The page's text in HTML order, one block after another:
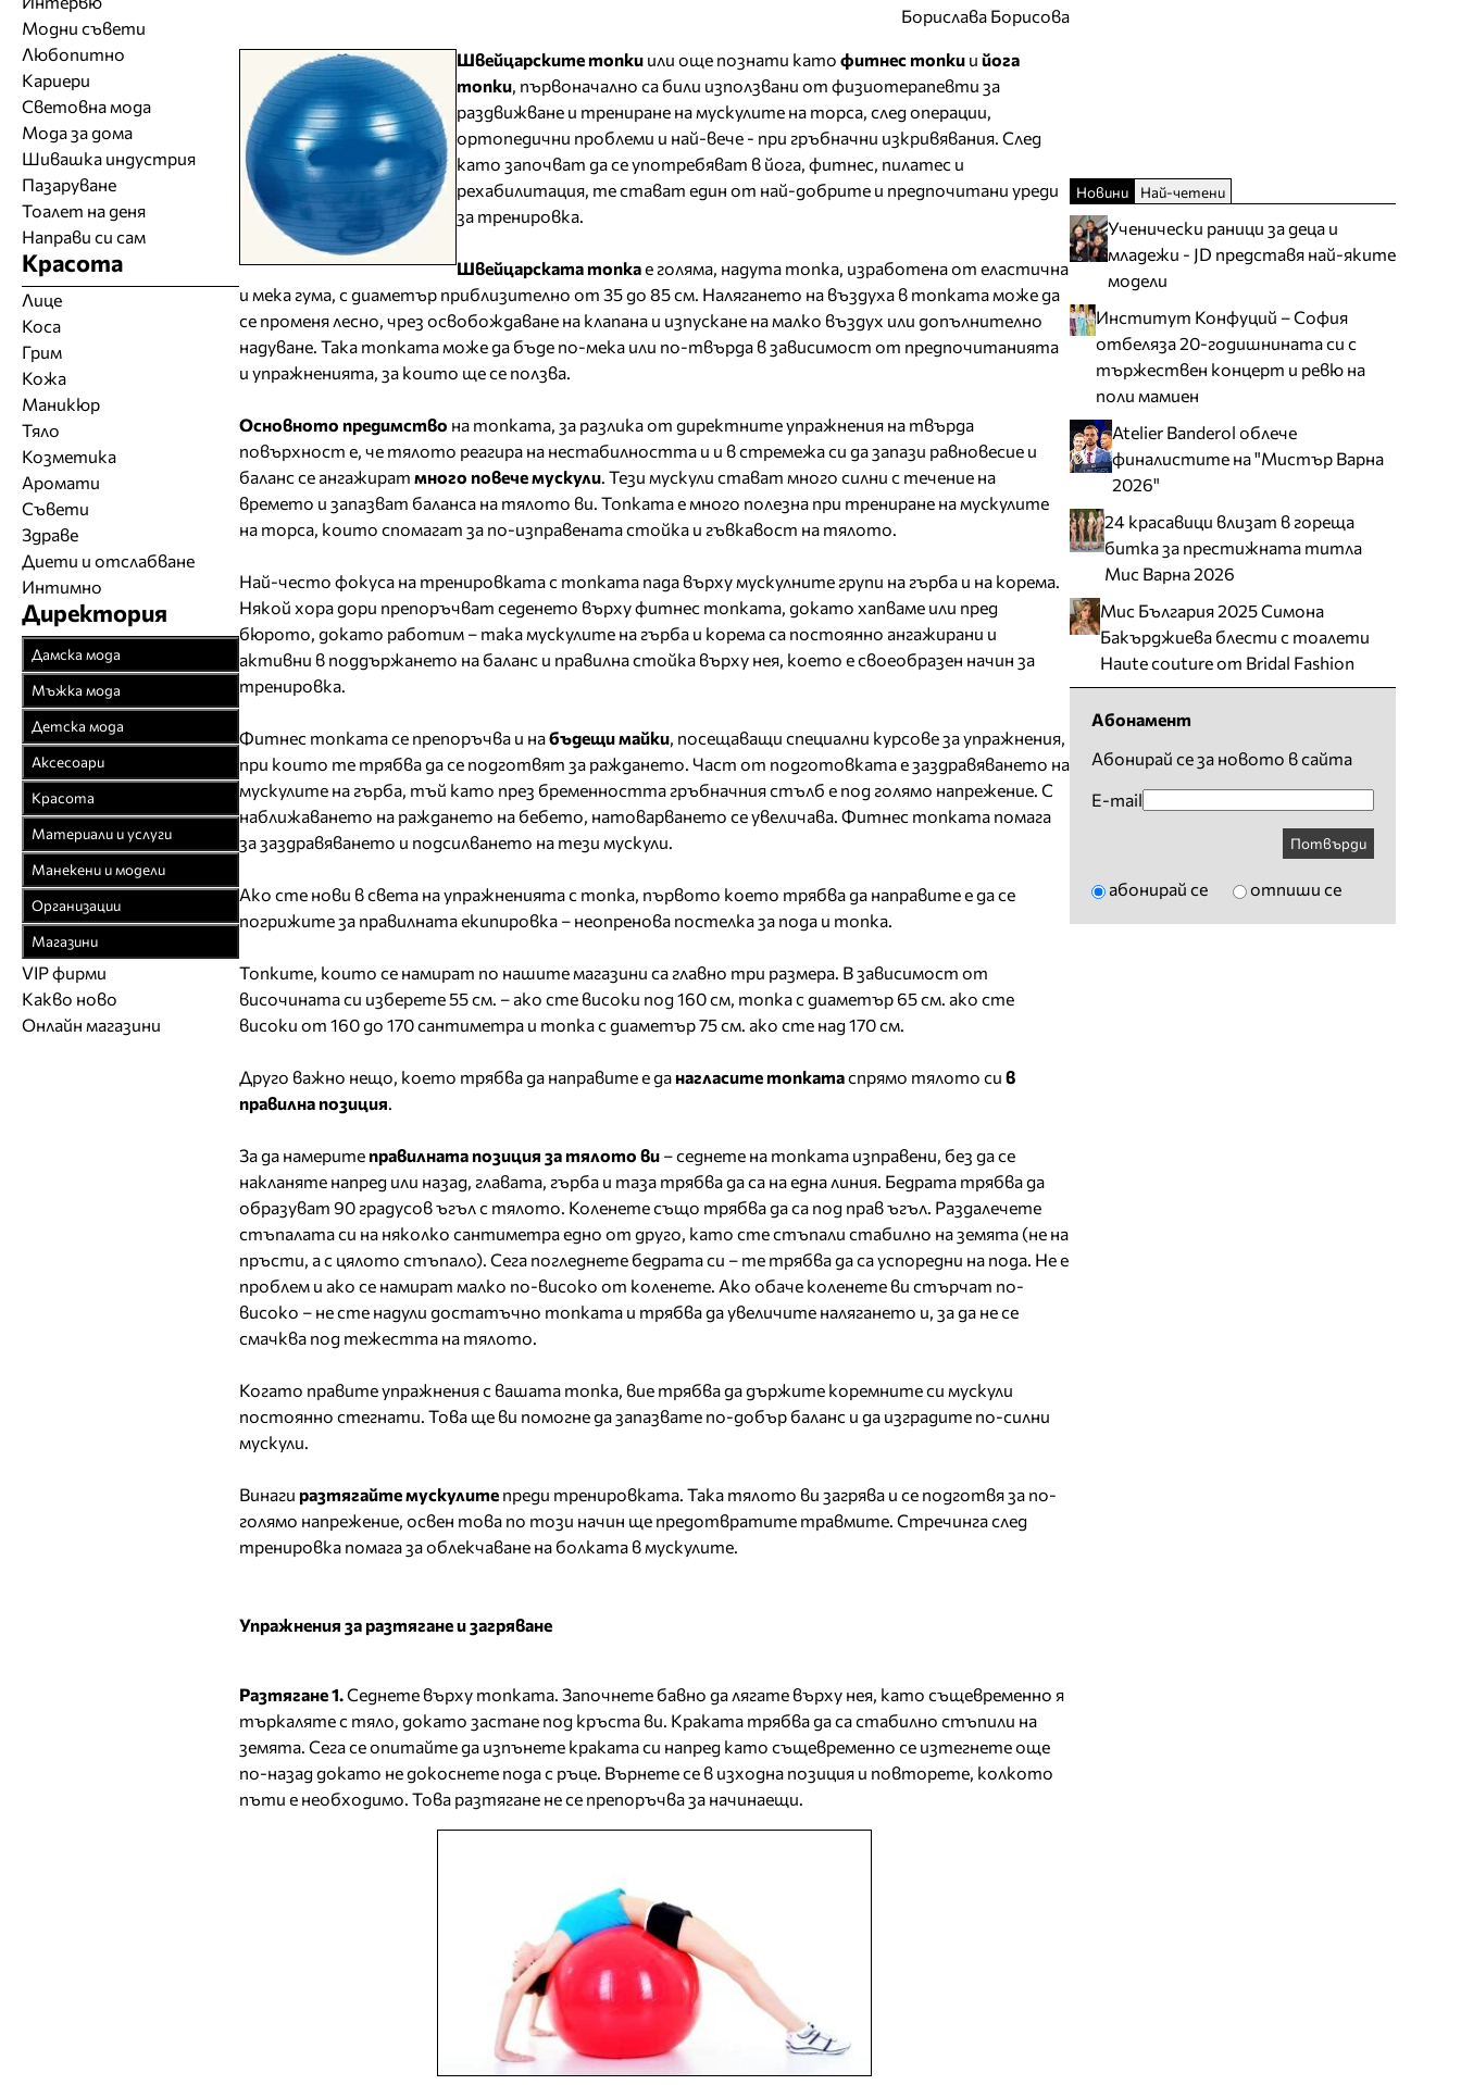
Борислава Борисова
Швейцарските топки или още познати като фитнес топки и йога
топки , първоначално са били използвани от физиотерапевти за
раздвижване и трениране на мускулите на торса, след операции,
ортопедични проблеми и най-вече - при гръбначни изкривявания. След
като започват да се употребяват в йога, фитнес, пилатес и
рехабилитация, те стават един от най-добрите и предпочитани уреди
за тренировка.
Швейцарската топкае голяма, надута топка, изработена от еластична
и мека гума, с диаметър приблизително от 35 до 85 см. Налягането на въздуха в топката може да
се променя лесно, чрез освобождаване на клапана и изпускане на малко въздух или допълнително
надуване. Така топката може да бъде по-мека или по-твърда в зависимост от предпочитанията
и упражненията, за които ще се ползва.
Основното предимство на топката, за разлика от директните упражнения на твърда
повърхност е, че тялото реагира на нестабилността и и в стремежа си да запази равновесие и
баланс се ангажират много повече мускули . Тези мускули стават много силни с течение на
времето и запазват баланса на тялото ви. Топката е много полезна при трениране на мускулите
на торса, които спомагат за по-изправената стойка и гъвкавост на тялото.
Най-често фокуса на тренировката с топката пада върху мускулните групи на гърба и на корема.
Някой хора дори препоръчват седенето върху фитнес топката, докато хапваме или пред
бюрото, докато работим – така мускулите на гърба и корема са постоянно ангажирани и
активни в поддържането на баланс и правилна стойка върху нея, което е своеобразен начин за
тренировка.
Фитнес топката се препоръчва и набъдещи майки , посещаващи специални курсове за упражнения,
при които те трябва да се подготвят за раждането. Част от подготовката е заздравяванетo на
мускулите на гърба, тъй като през бременността гръбначния стълб е под голямо напрежение. С
наближаването на раждането на бебето, натоварването се увеличава. Фитнес топката помага
за заздравяването и подсилването на тези мускули.
Ако сте нови в света на упражненията с топка, първото което трябва да направите е да се
погрижите за правилната екипировка – неопренова постелка за пода и топка.
Топките, които се намират по нашите магазини са главно три размера. В зависимост от
височината си изберете 55 см. – ако сте високи под 160 см, топка с диаметър 65 см. ако сте
високи от 160 до 170 сантиметра и топка с диаметър 75 см. ако сте над 170 см.
Друго важно нещо, което трябва да направите е да нагласите топкатаспрямо тялото си в
правилна позиция
За да намерите правилната позиция за тялото ви – седнете на топката изправени, без да се
накланяте напред или назад, главата, гърба и таза трябва да са на една линия. Бедрата трябва да
образуват 90 градусов ъгъл с тялото. Коленете също трябва да са под прав ъгъл. Раздалечете
стъпалата си на няколко сантиметра едно от друго, като сте стъпали стабилно на земята (не на
пръсти, а с цялото стъпало). Сега погледнете бедрата си – те трябва да са успоредни на пода. Не е
проблем и ако се намират малко по-високо от коленете. Ако обаче коленете ви стърчат по-
високо – не сте надули достатъчно топката и трябва да увеличите налягането и, за да не се
смачква под тежестта на тялото.
Когато правите упражнения с вашата топка, вие трябва да държите коремните си мускули
постоянно стегнати. Това ще ви помогне да запазвате по-добър баланс и да изградите по-силни
мускули.
Винаги разтягайте мускулите преди тренировката. Така тялото ви загрява и се подготвя за по-
голямо напрежение, освен това по този начин ще предотвратите травмите. Стречинга след
тренировка помага за облекчаване на болката в мускулите.
Упражнения за разтягане и загряване
Разтягане 1. Седнете върху топката. Започнете бавно да лягате върху нея, като същевременно я
търкаляте с тяло, докато застане под кръста ви. Краката трябва да са стабилно стъпили на
земята. Сега се опитайте да изпънете краката си напред като същевременно се изтегнете още
по-назад докато не докоснете пода с ръце. Върнете се в изходна позиция и повторете, колкото
пъти е необходимо. Това разтягане не се препоръчва за начинаещи.
Модни съвети
Любопитно
Кариери
Световна мода
Мода за дома
Шивашка индустрия
Пазаруване
Тоалет на деня
Направи си сам
Красота
Лице
Коса
Грим
Кожа
Маникюр
Тяло
Козметика
Аромати
Съвети
Здраве
Диети и отслабване
Интимно
Директория
Дамска мода
Връхни облекла
Официални облекла
Булчински рокли
Спортни облекла
Плетени облекла
Кожени облекла
Рисувана коприна
Чорапогащи
Бельо
Бански костюми
Модни дизайнери
Бутици
Мъжка мода
Връхни облекла
Официални облекла
Спортни облекла
Дънкови облекла
Кожени облекла
Вратовръзки
Бански
Бельо
Детска мода
Детски дрехи
Бебешки дрехи
Младежки дрехи
Аксесоари
Бижута
Чанти
Колани
Чорапи
Шапки
Часовници
Обувки
Други аксесоари
Красота
Парфюмерия
Козметика
Фризьорство
Салони за красота
Естетична хирургия
Солариуми
Фитнес и здраве
Материали и услуги
Текстил
Спомагателни
материали
Закачалки, щендери
Работа на ишлеме
CAD/CAM услуги
Манекени и модели
Агенции за модели
Модна фотография
Модели
Организации
Браншови съюзи
Образователни
Модни списания
Сватбени агенции
Магазини
Магазини за дрехи
Магазини за обувки
Магазини за aксесоари
VIP фирми
Какво ново
Онлайн магазини
Новини Най-четени
Ученически раници за деца и
младежи - JD представя най-яките
модели
Институт Конфуций – София
отбеляза 20-годишнината си с
тържествен концерт и ревю на
поли мамиен
Atelier Banderol облече
финалистите на "Мистър Варна
2026"
24 красавици влизат в гореща
битка за престижната титла
Мис Варна 2026
Мис България 2025 Симона
Бакърджиева блести с тоалети
Haute couture от Bridal Fashion
Абонамент
Абонирай се за новото в сайта
E-mail
Потвърди
абонирай се отпиши се